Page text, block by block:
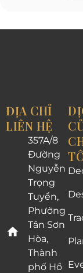
ĐỊA CHỈ
LIÊN HỆ
357A/8
Đường
Nguyễn
Trọng
Tuyển,
Phường
Tân Sơn
Hòa,
Thành
phố Hồ